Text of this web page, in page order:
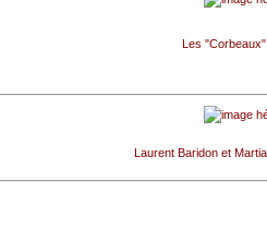
Les
Laurent Baridon et